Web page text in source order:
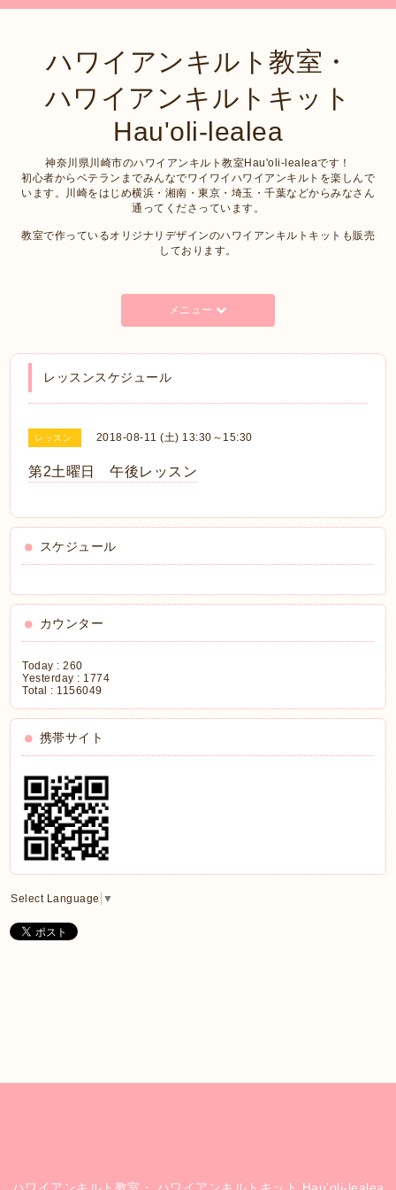
ハワイアンキルト教室・
ハワイアンキルトキット
Hau'oli-lealea
神奈川県川崎市のハワイアンキルト教室Hau'oli-lealeaです！
初心者からベテランまでみんなでワイワイハワイアンキルトを楽しんで
います。川崎をはじめ横浜・湘南・東京・埼玉・千葉などからみなさん
通ってくださっています。
教室で作っているオリジナリデザインのハワイアンキルトキットも販売
しております。
メニュー
レッスンスケジュール
レッスン 2018-08-11 (土) 13:30～15:30
第2土曜日 午後レッスン
スケジュール
カウンター
Today :260
Yesterday : 1774
Total : 1156049
携帯サイト
Select Language ▼